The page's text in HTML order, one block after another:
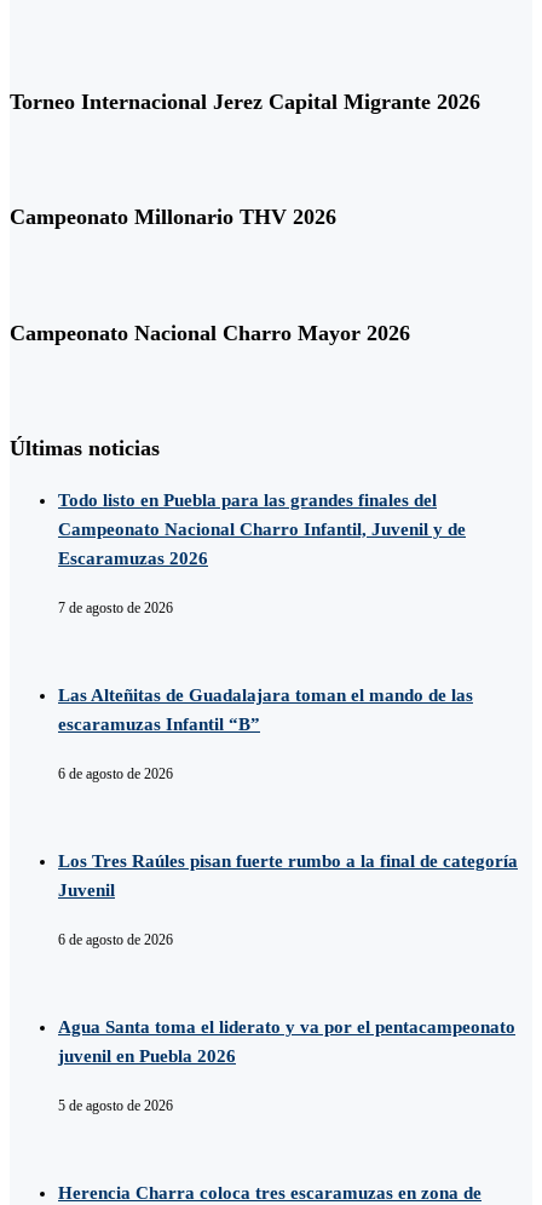
Torneo Internacional Jerez Capital Migrante 2026
Campeonato Millonario THV 2026
Campeonato Nacional Charro Mayor 2026
Últimas noticias
Todo listo en Puebla para las grandes finales del
Campeonato Nacional Charro Infantil, Juvenil y de
Escaramuzas 2026
7 de agosto de 2026
Las Alteñitas de Guadalajara toman el mando de las
escaramuzas Infantil “B”
6 de agosto de 2026
Los Tres Raúles pisan fuerte rumbo a la final de categoría
Juvenil
6 de agosto de 2026
Agua Santa toma el liderato y va por el pentacampeonato
juvenil en Puebla 2026
5 de agosto de 2026
Herencia Charra coloca tres escaramuzas en zona de